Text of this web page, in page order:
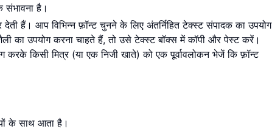
संभावना है।
हैं। आप विभिन्न फ़ॉन्ट चुनने के लिए अंतर्निहित टेक्स्ट संपादक का उपयोग
का उपयोग करना चाहते हैं, तो उसे टेक्स्ट बॉक्स में कॉपी और पेस्ट करें।
किसी मित्र (या एक निजी खाते) को एक पूर्वावलोकन भेजें कि फ़ॉन्ट
के साथ आता है।